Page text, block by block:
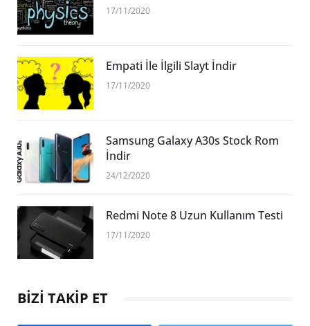
17/11/2020
Empati İle İlgili Slayt İndir
17/11/2020
Samsung Galaxy A30s Stock Rom
İndir
24/12/2020
Redmi Note 8 Uzun Kullanım Testi
17/11/2020
BİZİ TAKİP ET